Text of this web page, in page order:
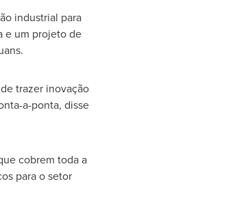
industrial para
e um projeto de
trazer inovação
a-ponta, disse
cobrem toda a
para o setor